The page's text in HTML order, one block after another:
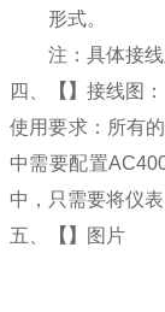
形式。
注：具体接
四、
【 】 接线图
使用要求：所有
中需要配置
中，只需要将仪
五、
【 】 图片